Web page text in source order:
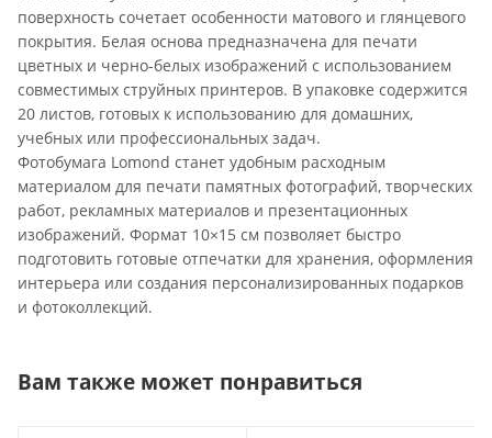
поверхность сочетает особенности матового и глянцевого
покрытия. Белая основа предназначена для печати
цветных и черно-белых изображений с использованием
совместимых струйных принтеров. В упаковке содержится
20 листов, готовых к использованию для домашних,
учебных или профессиональных задач.
Фотобумага Lomond станет удобным расходным
материалом для печати памятных фотографий, творческих
работ, рекламных материалов и презентационных
изображений. Формат 10×15 см позволяет быстро
подготовить готовые отпечатки для хранения, оформления
интерьера или создания персонализированных подарков
и фотоколлекций.
Вам также может понравиться